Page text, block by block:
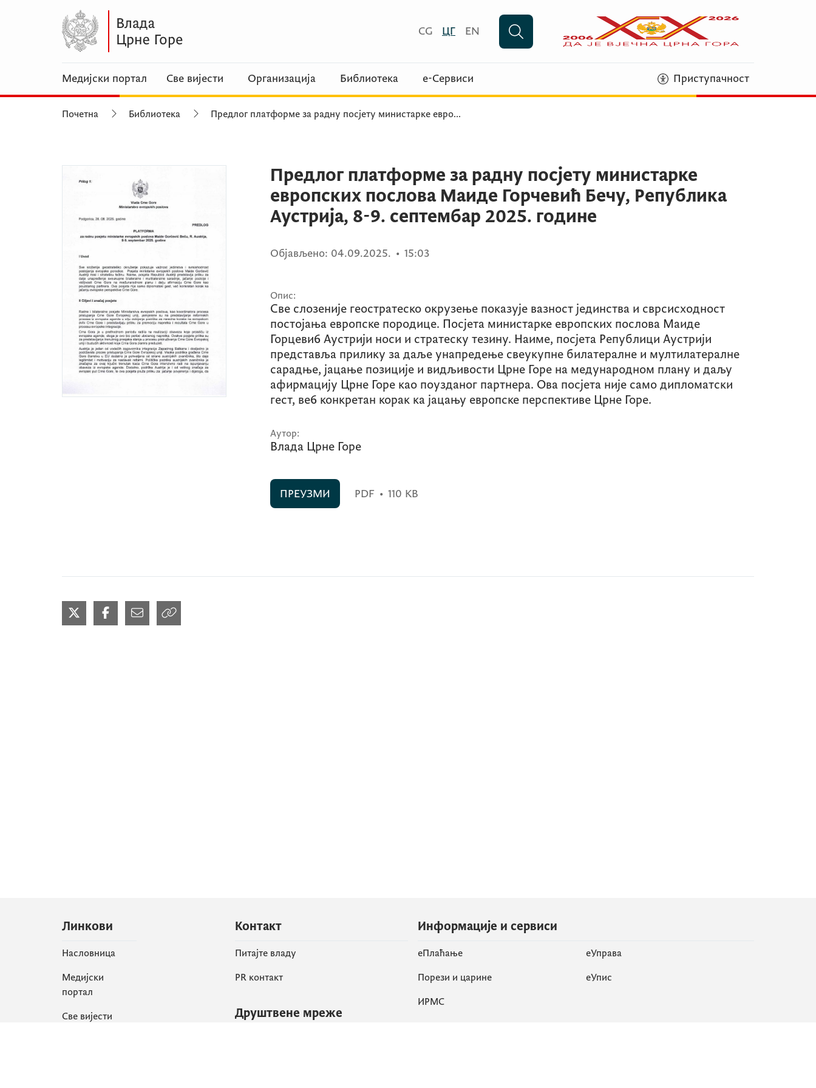
CG ЦГ EN
Медијски портал Све вијести Организација Библиотека е-Сервиси Приступачност
Почетна Библиотека Предлог платформе за радну посјету министарке евро...
Предлог платформе за радну посјету министарке
европских послова Маиде Горчевић Бечу, Република
Аустрија, 8-9. септембар 2025. године
Објављено: 04.09.2025. • 15:03
Опис:
Све слозеније геостратеско окрузење показује вазност јединства и сврсисходност
постојања европске породице. Посјета министарке европских послова Маиде
Горцеви6 Аустрији носи и стратеску тезину. Наиме, посјета Републици Аустрији
представља прилику за даље унапредење свеукупне билатералне и мултилатералне
сарадње, јацање позиције и видљивости Црне Горе на медународном плану и даљу
афирмацију Црне Горе као поузданог партнера. Ова посјета није само дипломатски
гест, ве6 конкретан корак ка јацању европске перспективе Црне Горе.
Аутор:
Влада Црне Горе
ПРЕУЗМИ PDF • 110 KB
Линкови
Насловница
Медијски
портал
Све вијести
Контакт
Питајте владу
PR контакт
Друштвене мреже
Информације и сервиси
eПлаћање
еУправа
Порези и царине
eУпис
ИРМС